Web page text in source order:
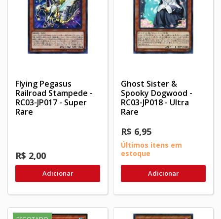
Flying Pegasus
Railroad Stampede -
RC03-JP017 - Super
Rare
R$ 2,00
Adicionar
Ghost Sister &
Spooky Dogwood -
RC03-JP018 - Ultra
Rare
R$ 6,95
Últimos itens em
estoque
Adicionar